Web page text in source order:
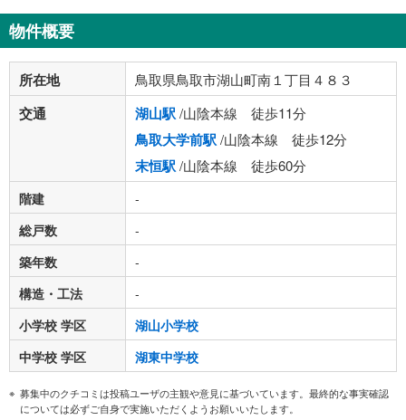
物件概要
所在地 鳥取県鳥取市湖山町南１丁目４８３
交通 湖山駅/山陰本線 徒歩11分
鳥取大学前駅/山陰本線 徒歩12分
末恒駅/山陰本線 徒歩60分
階建
-
総戸数
-
築年数
-
構造・工法
-
小学校 学区
湖山小学校
中学校 学区
湖東中学校
募集中のクチコミは投稿ユーザの主観や意見に基づいています。最終的な事実確認
については必ずご自身で実施いただくようお願いいたします。